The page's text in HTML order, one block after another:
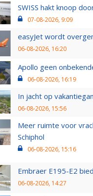
SWISS hakt knoop
07-08-2026, 9:09
easyJet wordt
06-08-2026, 16:20
Apollo geen
06-08-2026, 16:19
In jacht op
06-08-2026, 15:56
Meer ruimte voor
Schiphol
06-08-2026, 15:16
Embraer E195-E2
06-08-2026, 14:27